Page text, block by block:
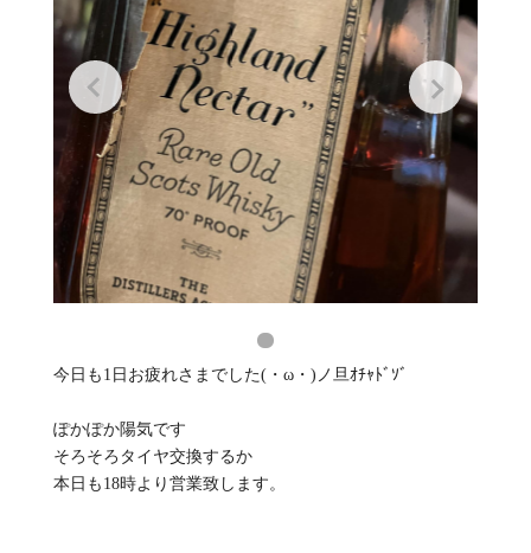
今日も1日お疲れさまでした(・ω・)ノ旦ｵﾁｬﾄﾞｿﾞ
ぽかぽか陽気です
そろそろタイヤ交換するか
本日も18時より営業致します。